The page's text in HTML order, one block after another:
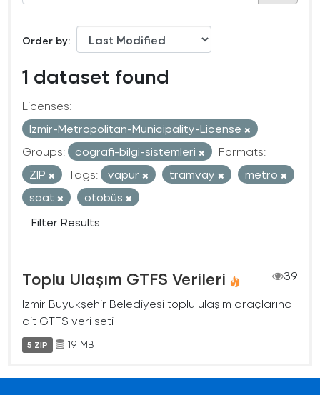
Order by
1 dataset found
Licenses:
Izmir-Metropolitan-Municipality-License
Groups:
cografi-bilgi-sistemleri
Formats:
ZIP
Tags: vapur tramvay
metro
saat
otobüs
Filter Results
Toplu Ulaşım GTFS Verileri
39
İzmir Büyükşehir Belediyesi toplu ulaşım araçlarına
ait GTFS veri seti
5 ZIP 19 MB